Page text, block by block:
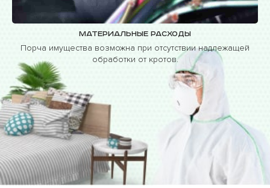
Материальные расходы
Порча имущества возможна при отсутствии надлежащей
обработки от кротов.